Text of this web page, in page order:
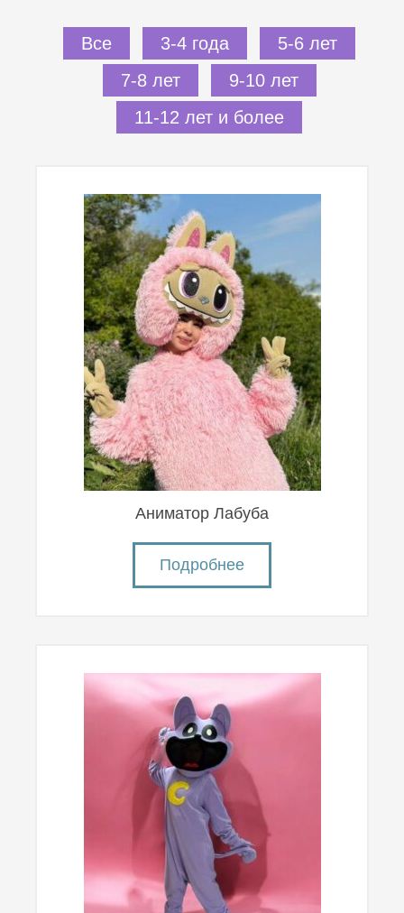
Все 3-4 года
5-6 лет
7-8 лет
9-10 лет
11-12 лет и более
Аниматор Лабуба
Подробнее